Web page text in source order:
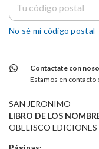
No sé mi código postal
Contactate con
Estamos en contacto
SAN JERONIMO
LIBRO DE LOS
OBELISCO EDICIONES